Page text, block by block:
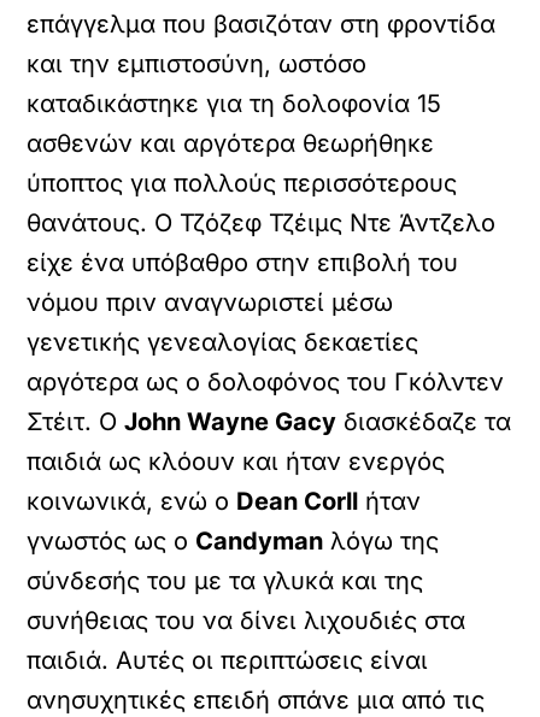
επάγγελμα που βασιζόταν στη φροντίδα
και την εμπιστοσύνη, ωστόσο
καταδικάστηκε για τη δολοφονία 15
ασθενών και αργότερα θεωρήθηκε
ύποπτος για πολλούς περισσότερους
θανάτους. Ο Τζόζεφ Τζέιμς Ντε Άντζελο
είχε ένα υπόβαθρο στην επιβολή του
νόμου πριν αναγνωριστεί μέσω
γενετικής γενεαλογίας δεκαετίες
αργότερα ως ο δολοφόνος του Γκόλντεν
Στέιτ. ΟJohn Wayne Gacy διασκέδαζε τα
παιδιά ως κλόουν και ήταν ενεργός
κοινωνικά, ενώ ο Dean Corll ήταν
γνωστός ως ο Candyman λόγω της
σύνδεσής του με τα γλυκά και της
συνήθειας του να δίνει λιχουδιές στα
παιδιά. Αυτές οι περιπτώσεις είναι
ανησυχητικές επειδή σπάνε μια από τις